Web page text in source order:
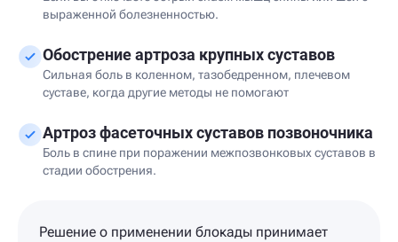
выраженной болезненностью.
Обострение артроза крупных суставов
Сильная боль в коленном, тазобедренном, плечевом
суставе, когда другие методы не помогают
Артроз фасеточных суставов позвоночника
Боль в спине при поражении межпозвонковых суставов в
стадии обострения.
Решение о применении блокады принимает